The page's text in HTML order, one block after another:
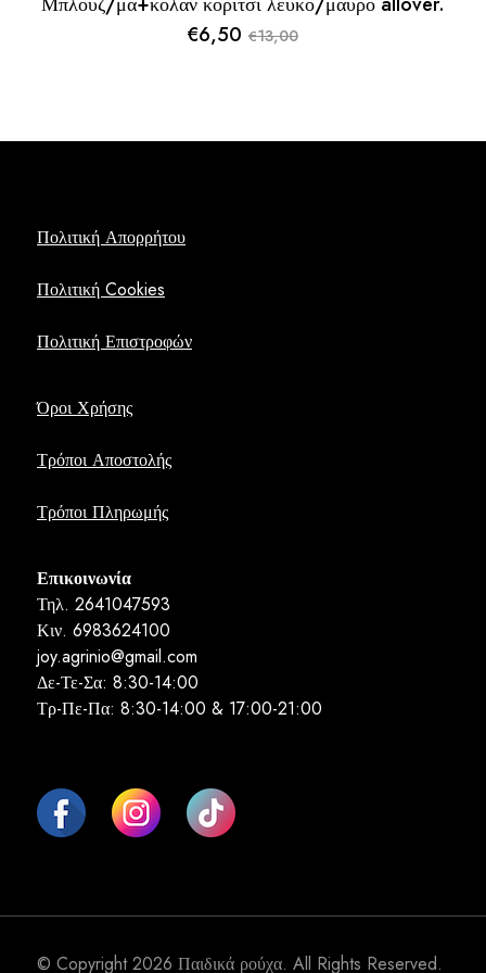
€13,00
Original
€13,00.
€6,50 Η
είναι:
Πολιτική Απορρήτου
Πολιτική Cookies
Πολιτική Επιστροφών
Όροι Χρήσης
Τρόποι Αποστολής
Τρόποι Πληρωμής
Επικοινωνία
Τηλ. 2641047593
Κιν. 6983624100
joy.agrinio@gmail.com
Δε-Τε-Σα: 8:30-14:00
Τρ-Πε-Πα: 8:30-14:00 & 17:00-21:00
© Copyright 2026 Παιδικά ρούχα. All Rights Reserved.